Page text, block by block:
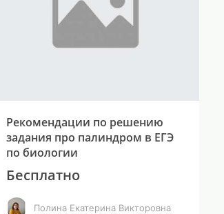
Рекомендации по решению
задания про палиндром в ЕГЭ
по биологии
Бесплатно
Полина Екатерина Викторовна